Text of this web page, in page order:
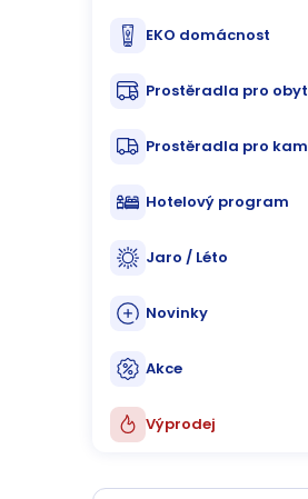
EKO domácnost
Prostěradla pro
Prostěradla pro
Hotelový program
Jaro / Léto
Novinky
Akce
Výprodej